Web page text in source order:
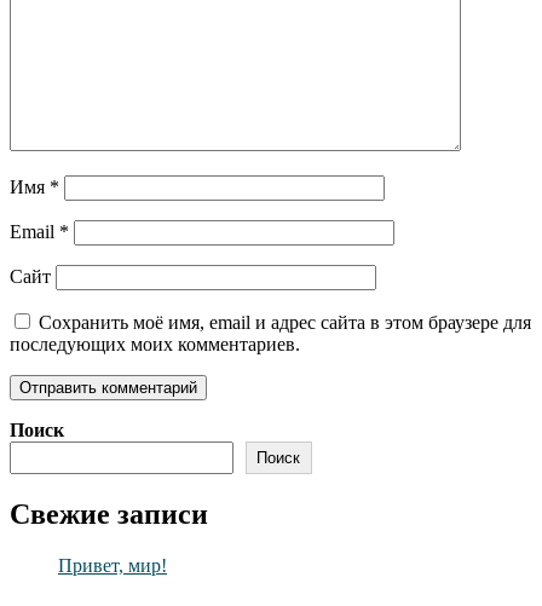
Имя *
Email *
Сайт
Сохранить моё имя, email и адрес сайта в этом браузере для
последующих моих комментариев.
Поиск
Поиск
Свежие записи
Привет, мир!